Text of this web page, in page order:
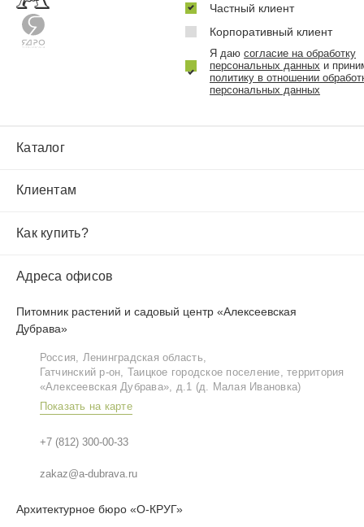
Каталог
Клиентам
Как купить?
Адреса офисов
Питомник растений и садовый центр «Алексеевская
Дубрава»
Россия, Ленинградская область,
Гатчинский р‑он, Таицкое городское поселение, территория
«Алексеевская Дубрава», д.1 (д. Малая Ивановка)
Показать на карте
+7 (812) 300-00-33
zakaz@a-dubrava.ru
Архитектурное бюро «О-КРУГ»
Частный клиент
Корпоративный клиент
Я даю согласие на обработку
персональных данных и
политику в отношении
персональных данных